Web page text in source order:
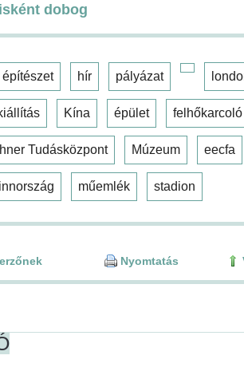
dobog
építészet hír pályázat
Kína épület felhőkarcoló
Tudásközpont Múzeum eecfa
műemlék stadion
Nyomtatás